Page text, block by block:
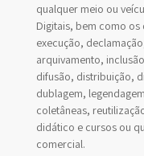
qualquer meio ou
Digitais, bem como
execução,
arquivamento,
difusão, distribuição,
dublagem,
coletâneas,
didático e cursos ou
comercial.